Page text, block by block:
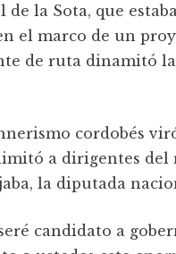
de la Sota, que
el marco de un
de ruta dinamitó
cordobés
a dirigentes
la diputada
candidato a